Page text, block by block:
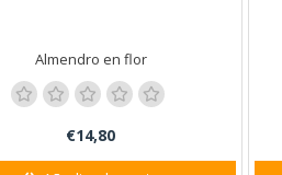
Almendro en flor
€14,80